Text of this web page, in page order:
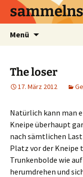
Menü
The loser
17. März 2012
Natürlich kann man
Kneipe überhaupt
nach sämtlichen
Platz vor der
Trunkenbolde wie
herumdrehen und